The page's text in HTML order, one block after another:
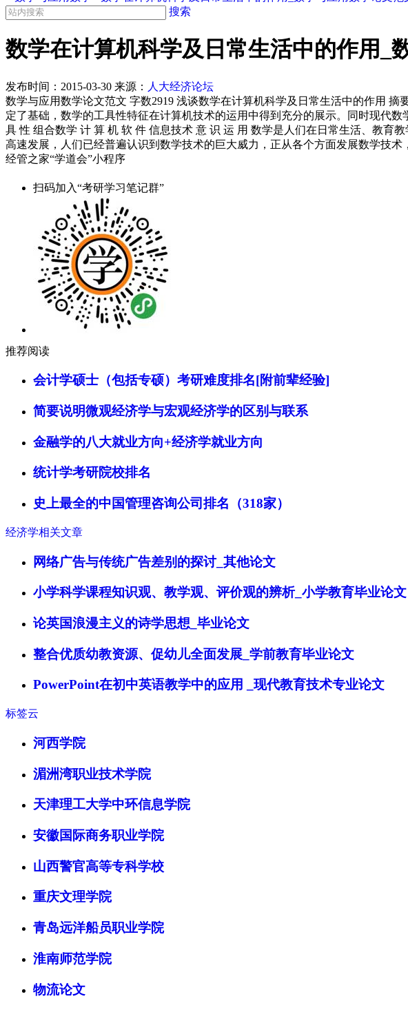
搜索
数学在计算机科学及日常生活中的作用_
发布时间： 2015-03-30 来源： 人大经济论坛
数学与应用数学论文范文 字数2919 浅谈数学在计算机科学及日常生活中的作用
定了基础，数学的工具性特征在计算机技术的运用中得到充分的展示。同时现代
具 性 组合数学 计 算 机 软 件 信息技术 意 识 运 用 数学是人们在日常生活、教育
高速发展，人们已经普遍认识到数学技术的巨大威力，正从各个方面发展数学技术
经管之家“学道会”小程序
扫码加入“考研学习笔记群”
推荐阅读
会计学硕士（包括专硕）考研难度排名[附前辈经验]
简要说明微观经济学与宏观经济学的区别与联系
金融学的八大就业方向+经济学就业方向
统计学考研院校排名
史上最全的中国管理咨询公司排名（318家）
经济学相关文章
网络广告与传统广告差别的探讨_其他论文
小学科学课程知识观、教学观、评价观的辨析_小学教育毕业论文
论英国浪漫主义的诗学思想_毕业论文
整合优质幼教资源、促幼儿全面发展_学前教育毕业论文
PowerPoint在初中英语教学中的应用 _现代教育技术专业论文
标签云
河西学院
湄洲湾职业技术学院
天津理工大学中环信息学院
安徽国际商务职业学院
山西警官高等专科学校
重庆文理学院
青岛远洋船员职业学院
淮南师范学院
物流论文